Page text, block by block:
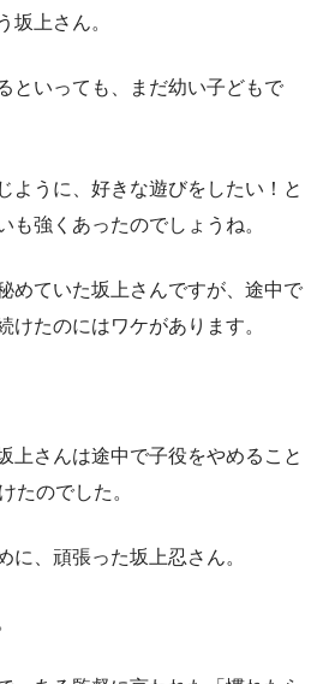
坂上さん。
といっても、まだ幼い子どもで
ように、好きな遊びをしたい！と
も強くあったのでしょうね。
めていた坂上さんですが、途中で
けたのにはワケがあります。
上さんは途中で子役をやめること
たのでした。
に、頑張った坂上忍さん。